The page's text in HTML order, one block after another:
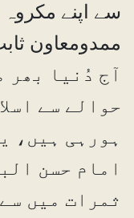
سے اپنے مکروہ
ممدومعاون
آج دُنیا بھر
حوالے سے
ہورہی ہیں،
امام حسن
ثمرات میں